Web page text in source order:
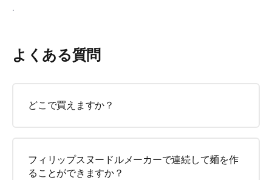
.
よくある質問
どこで買えますか？
フィリップスヌードルメーカーで連続して麺を作
ることができますか？